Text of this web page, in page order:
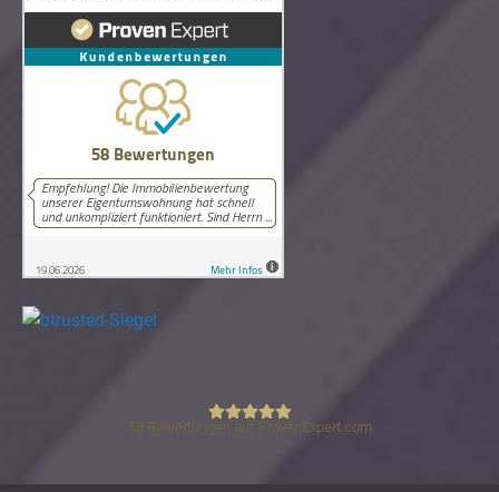
Lutz Schneider Immobilienbewertung
58 Bewertungen auf ProvenExpert.com